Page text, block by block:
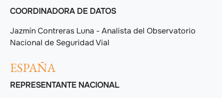
COORDINADORA DE DATOS
Jazmín Contreras Luna - Analista del Observatorio
Nacional de Seguridad Vial
ESPAÑA
REPRESENTANTE NACIONAL